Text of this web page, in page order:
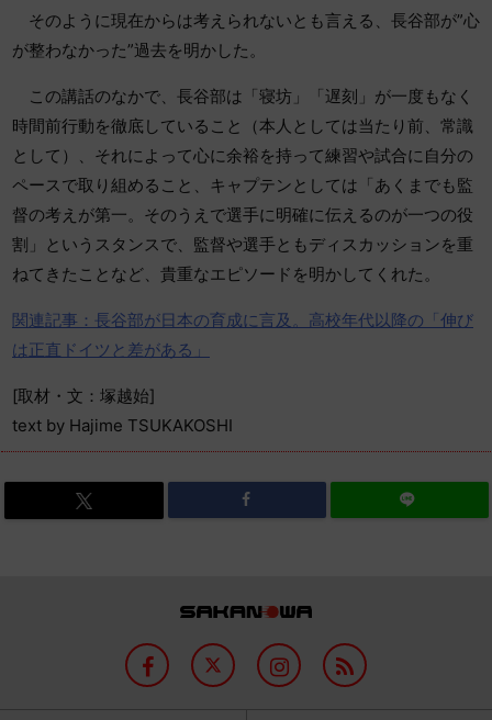
そのように現在からは考えられないとも言える、長谷部が”心
が整わなかった”過去を明かした。
この講話のなかで、長谷部は「寝坊」「遅刻」が一度もなく
時間前行動を徹底していること（本人としては当たり前、常識
として）、それによって心に余裕を持って練習や試合に自分の
ペースで取り組めること、キャプテンとしては「あくまでも監
督の考えが第一。そのうえで選手に明確に伝えるのが一つの役
割」というスタンスで、監督や選手ともディスカッションを重
ねてきたことなど、貴重なエピソードを明かしてくれた。
関連記事：長谷部が日本の育成に言及。高校年代以降の「伸び
は正直ドイツと差がある」
[取材・文：塚越始]
text by Hajime TSUKAKOSHI